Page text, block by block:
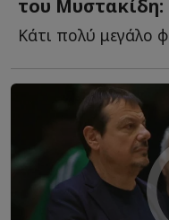
του Μυστακίδη: